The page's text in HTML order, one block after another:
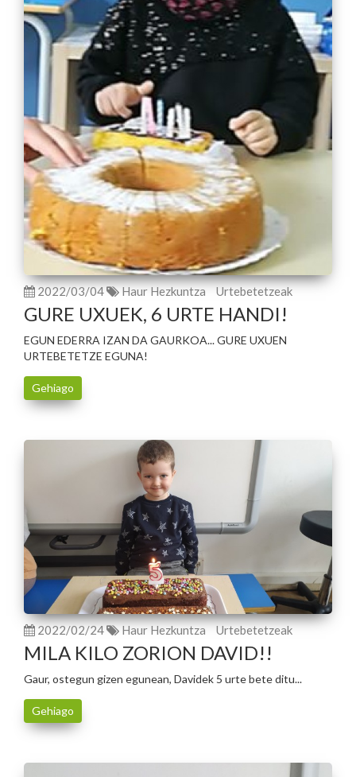
2022/03/04 Haur Hezkuntza Urtebetetzeak
GURE UXUEK, 6 URTE HANDI!
EGUN EDERRA IZAN DA GAURKOA... GURE UXUEN
URTEBETETZE EGUNA!
Gehiago
2022/02/24 Haur Hezkuntza Urtebetetzeak
MILA KILO ZORION DAVID!!
Gaur, ostegun gizen egunean, Davidek 5 urte bete ditu...
Gehiago